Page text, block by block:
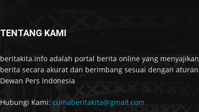
TENTANG KAMI
beritakita.info adalah portal berita online yang menyajikan
berita secara akurat dan berimbang sesuai dengan aturan
Dewan Pers Indonesia
Hubungi Kami: cumaberitakita@gmail.com